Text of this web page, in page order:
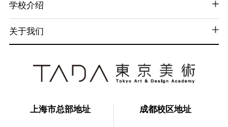
学校介绍
关于我们
上海市总部地址 成都校区地址